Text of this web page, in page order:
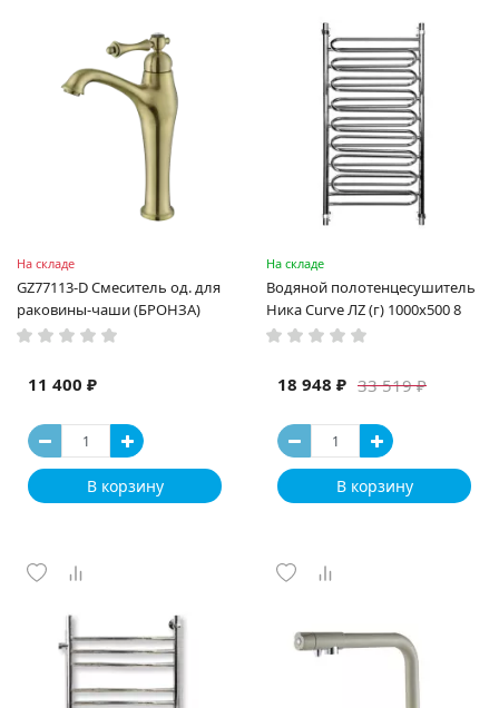
На складе
GZ77113-D Смеситель од. для
раковины-чаши (БРОНЗА)
11 400 ₽
В корзину
На складе
Водяной полотенцесушитель
Ника Curve ЛZ (г) 1000x500 8
33 519 ₽
18 948 ₽
В корзину